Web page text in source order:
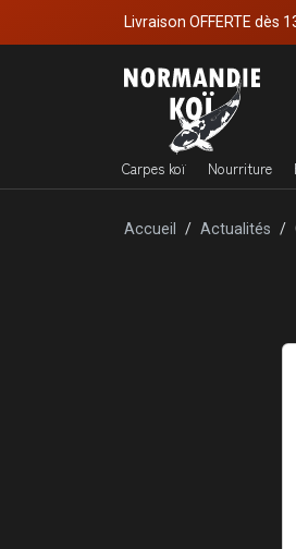
Livraison OFFERTE dès
Carpes koï Nourriture
Accueil Actualités